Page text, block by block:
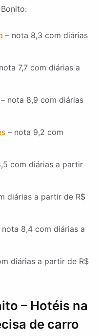
– nota 8,3 com diárias
7,7 com diárias a
– nota 8,9 com diárias
– nota 9,2 com
com diárias a partir
diárias a partir de R$
nota 8,4 com diárias a
diárias a partir de R$
– Hotéis na
de carro